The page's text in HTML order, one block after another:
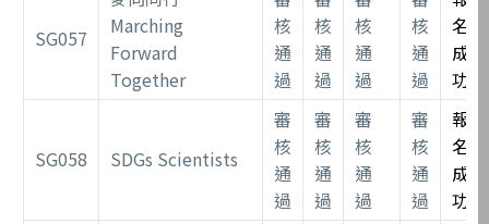
SG057
Marching
Forward
Together
核
通
過
核
通
過
核
通
過
核
通
過
名
成
功
SG058 SDGs Scientists
審
核
通
過
審
核
通
過
審
核
通
過
審
核
通
過
報
名
成
功